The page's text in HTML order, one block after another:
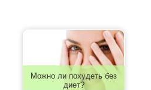
Можно ли похудеть без
диет?